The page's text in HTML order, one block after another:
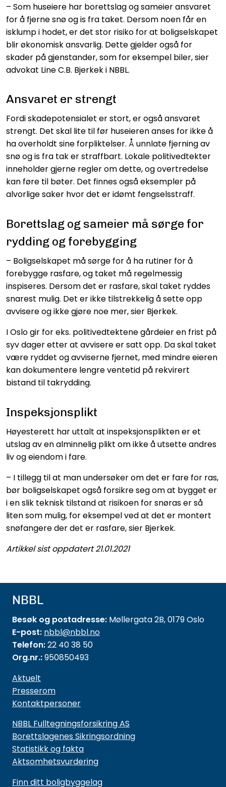
– Som huseiere har borettslag og sameier ansvaret
for å fjerne snø og is fra taket. Dersom noen får en
isklump i hodet, er det stor risiko for at boligselskapet
blir økonomisk ansvarlig. Dette gjelder også for
skader på gjenstander, som for eksempel biler, sier
advokat Line C.B. Bjerkek i NBBL.
Ansvaret er strengt
Fordi skadepotensialet er stort, er også ansvaret
strengt. Det skal lite til før huseieren anses for ikke å
ha overholdt sine forpliktelser. Å unnlate fjerning av
snø og is fra tak er straffbart. Lokale politivedtekter
inneholder gjerne regler om dette, og overtredelse
kan føre til bøter. Det finnes også eksempler på
alvorlige saker hvor det er idømt fengselsstraff.
Borettslag og sameier må sørge for
rydding og forebygging
– Boligselskapet må sørge for å ha rutiner for å
forebygge rasfare, og taket må regelmessig
inspiseres. Dersom det er rasfare, skal taket ryddes
snarest mulig. Det er ikke tilstrekkelig å sette opp
avvisere og ikke gjøre noe mer, sier Bjerkek.
I Oslo gir for eks. politivedtektene gårdeier en frist på
syv dager etter at avvisere er satt opp. Da skal taket
være ryddet og avviserne fjernet, med mindre eieren
kan dokumentere lengre ventetid på rekvirert
bistand til takrydding.
Inspeksjonsplikt
Høyesterett har uttalt at inspeksjonsplikten er et
utslag av en alminnelig plikt om ikke å utsette andres
liv og eiendom i fare.
– I tillegg til at man undersøker om det er fare for ras,
bør boligselskapet også forsikre seg om at bygget er
i en slik teknisk tilstand at risikoen for snøras er så
liten som mulig, for eksempel ved at det er montert
snøfangere der det er rasfare, sier Bjerkek.
Artikkel sist oppdatert 21.01.2021
NBBL
Besøk og postadresse: Møllergata 2B, 0179 Oslo
E-post: nbbl@nbbl.no
Telefon:22 40 38 50
Org.nr.:950850493
Aktuelt
Presserom
Kontaktpersoner
NBBL Fulltegningsforsikring AS
Borettslagenes Sikringsordning
Statistikk og fakta
Aktsomhetsvurdering
Finn ditt boligbyggelag